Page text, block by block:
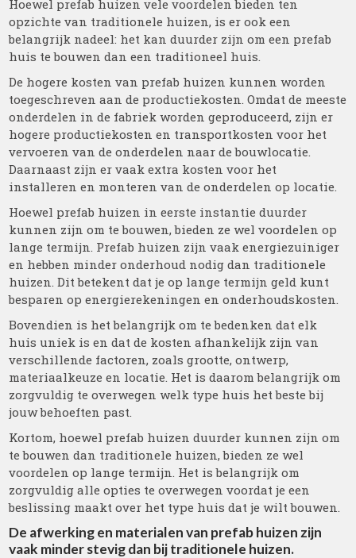
Hoewel prefab huizen vele voordelen bieden ten
opzichte van traditionele huizen, is er ook een
belangrijk nadeel: het kan duurder zijn om een prefab
huis te bouwen dan een traditioneel huis.
De hogere kosten van prefab huizen kunnen worden
toegeschreven aan de productiekosten. Omdat de meeste
onderdelen in de fabriek worden geproduceerd, zijn er
hogere productiekosten en transportkosten voor het
vervoeren van de onderdelen naar de bouwlocatie.
Daarnaast zijn er vaak extra kosten voor het
installeren en monteren van de onderdelen op locatie.
Hoewel prefab huizen in eerste instantie duurder
kunnen zijn om te bouwen, bieden ze wel voordelen op
lange termijn. Prefab huizen zijn vaak energiezuiniger
en hebben minder onderhoud nodig dan traditionele
huizen. Dit betekent dat je op lange termijn geld kunt
besparen op energierekeningen en onderhoudskosten.
Bovendien is het belangrijk om te bedenken dat elk
huis uniek is en dat de kosten afhankelijk zijn van
verschillende factoren, zoals grootte, ontwerp,
materiaalkeuze en locatie. Het is daarom belangrijk om
zorgvuldig te overwegen welk type huis het beste bij
jouw behoeften past.
Kortom, hoewel prefab huizen duurder kunnen zijn om
te bouwen dan traditionele huizen, bieden ze wel
voordelen op lange termijn. Het is belangrijk om
zorgvuldig alle opties te overwegen voordat je een
beslissing maakt over het type huis dat je wilt bouwen.
De afwerking en materialen van prefab huizen zijn
vaak minder stevig dan bij traditionele huizen.